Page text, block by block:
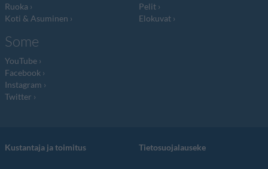
Ruoka
Koti & Asuminen
Pelit
Elokuvat
Some
YouTube
Facebook
Instagram
Twitter
Kustantaja ja toimitus Tietosuojalauseke